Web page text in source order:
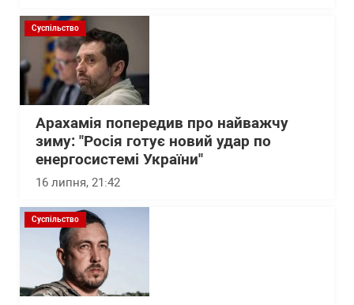
Суспільство
Арахамія попередив про найважчу
зиму: "Росія готує новий удар по
енергосистемі України"
16 липня, 21:42
Суспільство